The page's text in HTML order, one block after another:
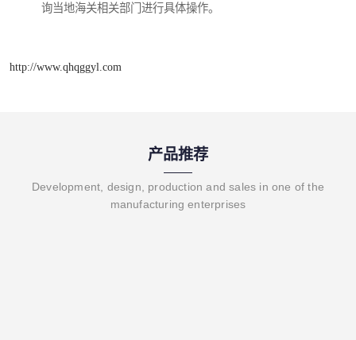
询当地海关相关部门进行具体操作。
http://www.qhqggyl.com
产品推荐
Development, design, production and sales in one of the
manufacturing enterprises